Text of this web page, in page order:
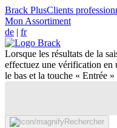
Brack PlusClients
Mon Assortiment
de | fr
Lorsque les résultats de la
effectuez une vérification en
le bas et la touche « Entrée
Rechercher